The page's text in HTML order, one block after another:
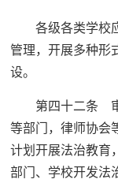
各级各类学校
管理，开展多种形
设。
第四十二条
等部门，律师协会
计划开展法治教育
部门、学校开发法